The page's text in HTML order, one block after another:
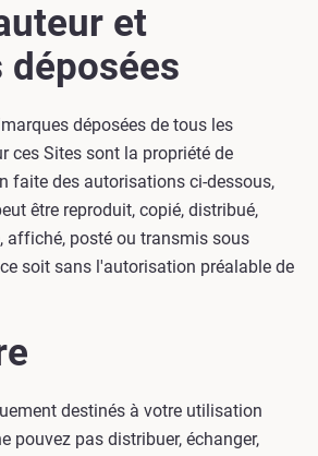
et
déposées
déposées de tous les
ces Sites sont la propriété de
faite des autorisations ci-dessous,
être reproduit, copié, distribué,
affiché, posté ou transmis sous
soit sans l'autorisation préalable de
destinés à votre utilisation
pouvez pas distribuer, échanger,